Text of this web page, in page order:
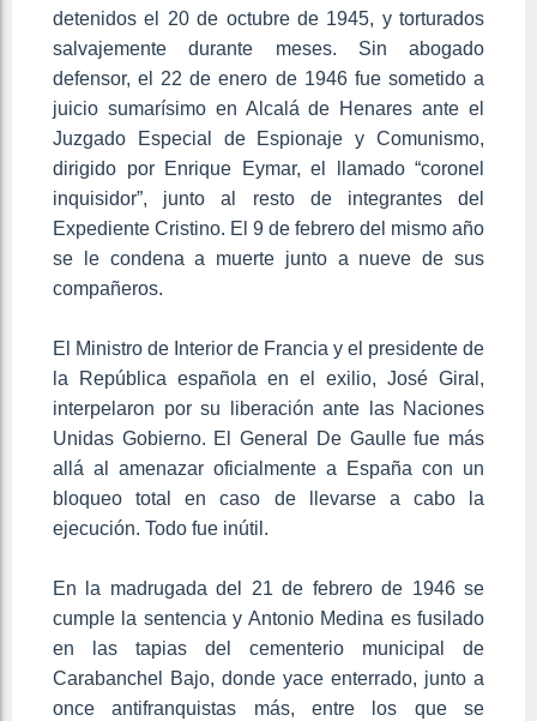
detenidos el 20 de octubre de 1945, y torturados
salvajemente durante meses. Sin abogado
defensor, el 22 de enero de 1946 fue sometido a
juicio sumarísimo en Alcalá de Henares ante el
Juzgado Especial de Espionaje y Comunismo,
dirigido por Enrique Eymar, el llamado “coronel
inquisidor”, junto al resto de integrantes del
Expediente Cristino. El 9 de febrero del mismo año
se le condena a muerte junto a nueve de sus
compañeros.
El Ministro de Interior de Francia y el presidente de
la República española en el exilio, José Giral,
interpelaron por su liberación ante las Naciones
Unidas Gobierno. El General De Gaulle fue más
allá al amenazar oficialmente a España con un
bloqueo total en caso de llevarse a cabo la
ejecución. Todo fue inútil.
En la madrugada del 21 de febrero de 1946 se
cumple la sentencia y Antonio Medina es fusilado
en las tapias del cementerio municipal de
Carabanchel Bajo, donde yace enterrado, junto a
once antifranquistas más, entre los que se